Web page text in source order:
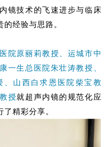
镜技术的飞速进步与临床
经验与思路。
院原丽莉教授、运城市中
一生总医院朱壮涛教授、
、山西白求恩医院柴宝教
授就超声内镜的规范化应
精彩分享。